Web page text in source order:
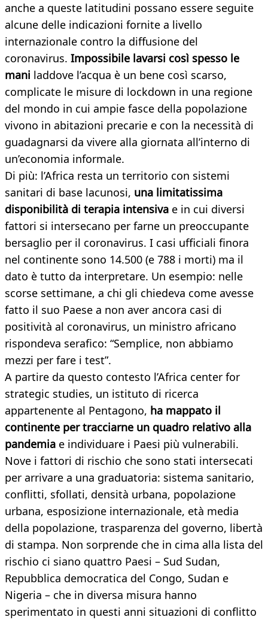
anche a queste latitudini possano essere seguite
alcune delle indicazioni fornite a livello
internazionale contro la diffusione del
coronavirus. Impossibile lavarsi così spesso le
mani laddove l’acqua è un bene così scarso,
complicate le misure di lockdown in una regione
del mondo in cui ampie fasce della popolazione
vivono in abitazioni precarie e con la necessità di
guadagnarsi da vivere alla giornata all’interno di
un’economia informale.
Di più: l’Africa resta un territorio con sistemi
sanitari di base lacunosi, una limitatissima
disponibilità di terapia intensiva e in cui diversi
fattori si intersecano per farne un preoccupante
bersaglio per il coronavirus. I casi ufficiali finora
nel continente sono 14.500 (e 788 i morti) ma il
dato è tutto da interpretare. Un esempio: nelle
scorse settimane, a chi gli chiedeva come avesse
fatto il suo Paese a non aver ancora casi di
positività al coronavirus, un ministro africano
rispondeva serafico: “Semplice, non abbiamo
mezzi per fare i test”.
A partire da questo contesto l’Africa center for
strategic studies, un istituto di ricerca
appartenente al Pentagono, ha mappato il
continente per tracciarne un quadro relativo alla
pandemia e individuare i Paesi più vulnerabili.
Nove i fattori di rischio che sono stati intersecati
per arrivare a una graduatoria: sistema sanitario,
conflitti, sfollati, densità urbana, popolazione
urbana, esposizione internazionale, età media
della popolazione, trasparenza del governo, libertà
di stampa. Non sorprende che in cima alla lista del
rischio ci siano quattro Paesi – Sud Sudan,
Repubblica democratica del Congo, Sudan e
Nigeria – che in diversa misura hanno
sperimentato in questi anni situazioni di conflitto